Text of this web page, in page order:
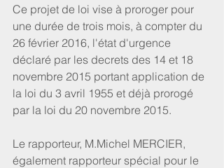
Ce projet de loi vise à proroger pour
une durée de trois mois, à compter du
26 février 2016, l'état d'urgence
déclaré par les decrets des 14 et 18
novembre 2015 portant application de
la loi du 3 avril 1955 et déjà prorogé
par la loi du 20 novembre 2015.
Le rapporteur, M.Michel MERCIER,
également rapporteur spécial pour le